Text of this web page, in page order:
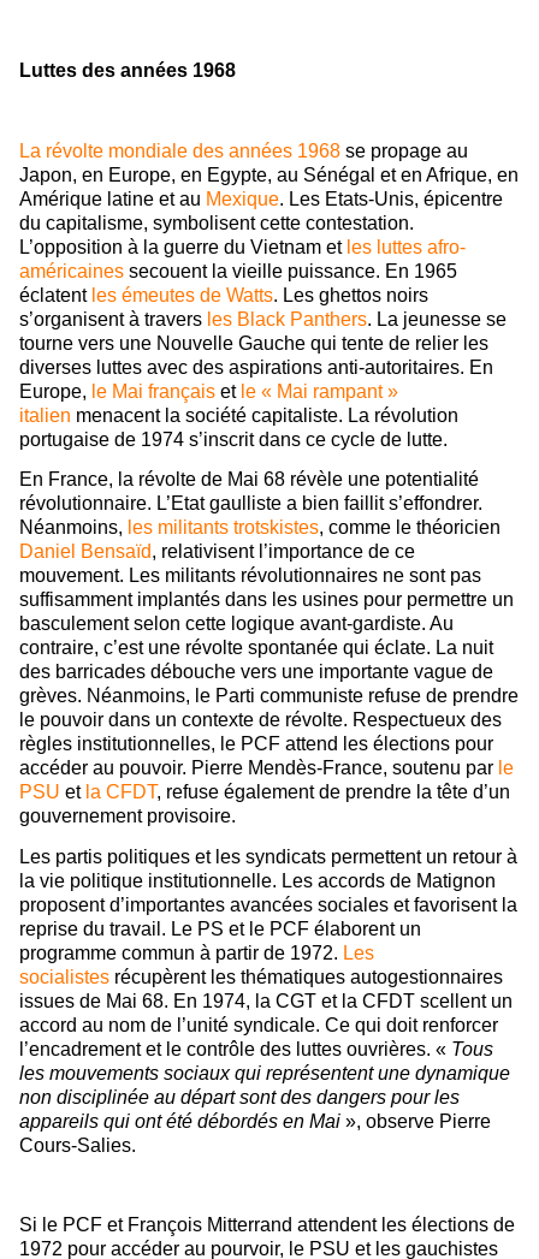
Luttes des années 1968
La révolte mondiale des années 1968 se propage au
Japon, en Europe, en Egypte, au Sénégal et en Afrique, en
Amérique latine et au Mexique. Les Etats-Unis, épicentre
du capitalisme, symbolisent cette contestation.
L’opposition à la guerre du Vietnam et les luttes afro-
américaines secouent la vieille puissance. En 1965
éclatent les émeutes de Watts. Les ghettos noirs
s’organisent à travers les Black Panthers. La jeunesse se
tourne vers une Nouvelle Gauche qui tente de relier les
diverses luttes avec des aspirations anti-autoritaires. En
Europe, le Mai français et le « Mai rampant »
italien menacent la société capitaliste. La révolution
portugaise de 1974 s’inscrit dans ce cycle de lutte.
En France, la révolte de Mai 68 révèle une potentialité
révolutionnaire. L’Etat gaulliste a bien faillit s’effondrer.
Néanmoins, les militants trotskistes, comme le théoricien
Daniel Bensaïd, relativisent l’importance de ce
mouvement. Les militants révolutionnaires ne sont pas
suffisamment implantés dans les usines pour permettre un
basculement selon cette logique avant-gardiste. Au
contraire, c’est une révolte spontanée qui éclate. La nuit
des barricades débouche vers une importante vague de
grèves. Néanmoins, le Parti communiste refuse de prendre
le pouvoir dans un contexte de révolte. Respectueux des
règles institutionnelles, le PCF attend les élections pour
accéder au pouvoir. Pierre Mendès-France, soutenu par le
PSU et la CFDT, refuse également de prendre la tête d’un
gouvernement provisoire.
Les partis politiques et les syndicats permettent un retour à
la vie politique institutionnelle. Les accords de Matignon
proposent d’importantes avancées sociales et favorisent la
reprise du travail. Le PS et le PCF élaborent un
programme commun à partir de 1972. Les
socialistes récupèrent les thématiques autogestionnaires
issues de Mai 68. En 1974, la CGT et la CFDT scellent un
accord au nom de l’unité syndicale. Ce qui doit renforcer
l’encadrement et le contrôle des luttes ouvrières. « Tous
les mouvements sociaux qui représentent une dynamique
non disciplinée au départ sont des dangers pour les
appareils qui ont été débordés en Mai », observe Pierre
Cours-Salies.
Si le PCF et François Mitterrand attendent les élections de
1972 pour accéder au pourvoir, le PSU et les gauchistes